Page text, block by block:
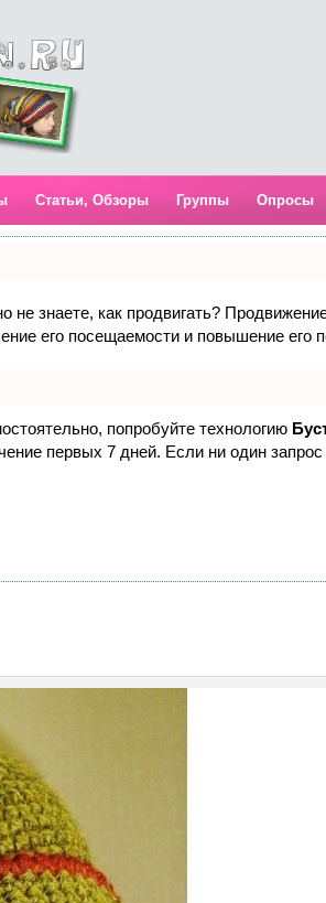
Статьи, Обзоры Группы Опросы
не знаете, как продвигать?
его посещаемости и повышение его
попробуйте технологию
первых 7 дней. Если ни один